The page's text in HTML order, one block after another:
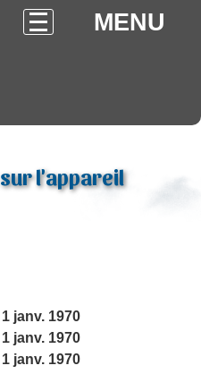
MENU
l'appareil
1 janv. 1970
1 janv. 1970
1 janv. 1970